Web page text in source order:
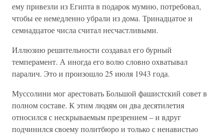
ему привезли из Египта в подарок мумию, потребовал,
чтобы ее немедленно убрали из дома. Тринадцатое и
семнадцатое числа считал несчастливыми.
Иллюзию решительности создавал его бурный
темперамент. А иногда его волю словно охватывал
паралич. Это и произошло 25 июля 1943 года.
Муссолини мог арестовать Большой фашистский совет в
полном составе. К этим людям он два десятилетия
относился с нескрываемым презрением – и вдруг
подчинился своему политбюро и только с ненавистью